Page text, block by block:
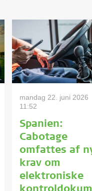
mandag 22. juni 2026
11:52
Spanien:
Cabotage
omfattes af
krav om
elektroniske